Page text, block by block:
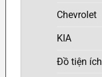
Chevrolet
KIA
Đồ tiện ích